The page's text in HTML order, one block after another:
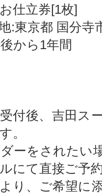
仕立券[1枚]
京都 国分寺
から1年間
付後、吉田ス
。
ーをされたい
にて直接ご予
り、ご希望に